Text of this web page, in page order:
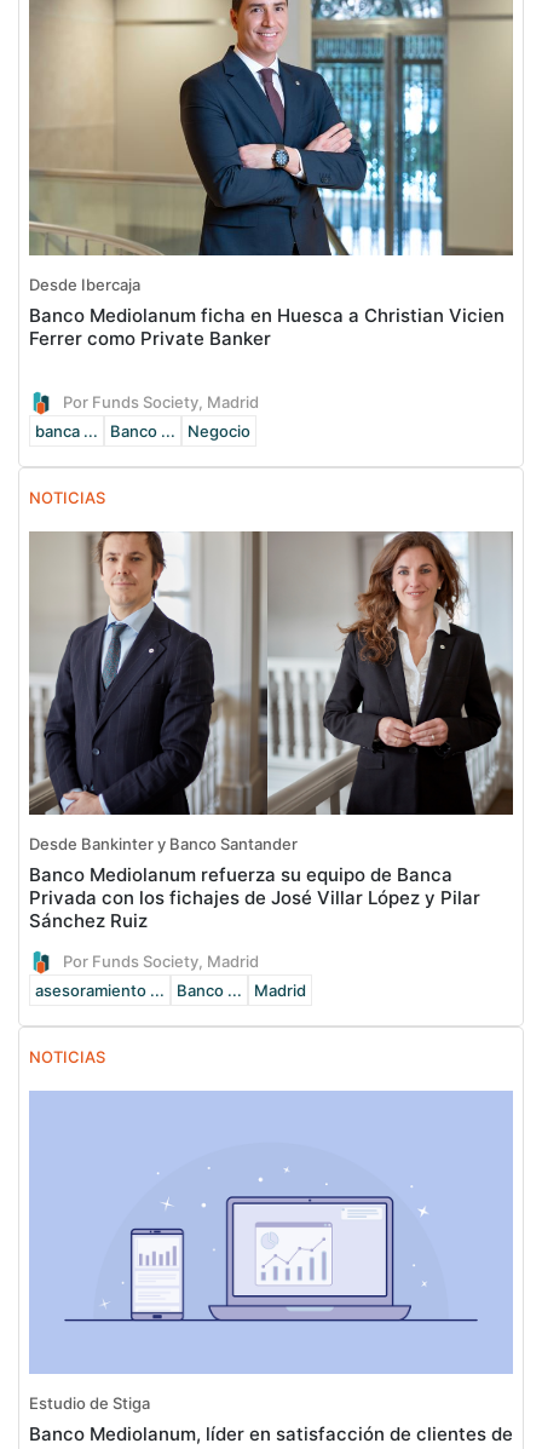
Desde Ibercaja
Banco Mediolanum ficha en Huesca a Christian Vicien
Ferrer como Private Banker
Por Funds Society, Madrid
banca ...
Banco ... Negocio
NOTICIAS
Desde Bankinter y Banco Santander
Banco Mediolanum refuerza su equipo de Banca
Privada con los fichajes de José Villar López y Pilar
Sánchez Ruiz
Por Funds Society, Madrid
asesoramiento ...
Banco ... Madrid
NOTICIAS
Estudio de Stiga
Banco Mediolanum, líder en satisfacción de clientes de